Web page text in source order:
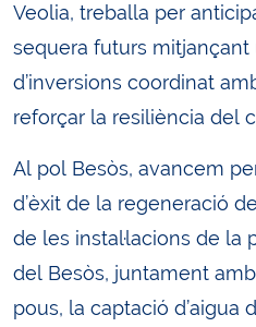
Veolia, treballa per
sequera futurs mitjançant
d’inversions coordinat
reforçar la resiliència del
Al pol Besòs, avancem
d’èxit de la regeneració
de les instal·lacions de la
del Besòs, juntament
pous, la captació d’aigua